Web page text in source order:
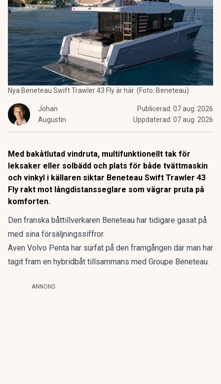
Nya Beneteau Swift Trawler 43 Fly är här. (Foto: Beneteau)
Johan
Augustin
Publicerad: 07 aug. 2026
Uppdaterad: 07 aug. 2026
Med bakåtlutad vindruta, multifunktionellt tak för
leksaker eller solbädd och plats för både tvättmaskin
och vinkyl i källaren siktar Beneteau Swift Trawler 43
Fly rakt mot långdistansseglare som vägrar pruta på
komforten.
Den franska båttillverkaren Beneteau har tidigare gasat på
med sina försäljningssiffror.
Även Volvo Penta har surfat på den framgången där man har
tagit fram en hybridbåt tillsammans med Groupe Beneteau.
ANNONS